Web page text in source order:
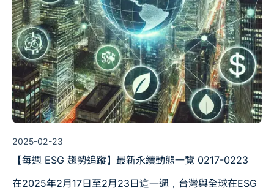
2025-02-23
【每週 ESG 趨勢追蹤】最新永續動態一覽 0217-0223
在2025年2月17日至2月23日這一週，台灣與全球在ESG